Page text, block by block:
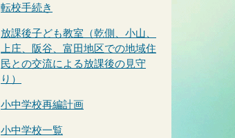
転校手続き
放課後子ども教室（乾側、小山、
上庄、阪谷、富田地区での地域住
民との交流による放課後の見守
り）
小中学校再編計画
小中学校一覧